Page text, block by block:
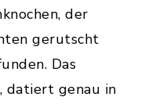
der
gerutscht
Das
datiert genau in